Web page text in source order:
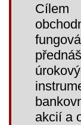
Cílem
akcií a